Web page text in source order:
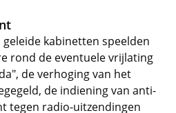
kabinetten speelden
rond de eventuele vrijlating
de verhoging van het
de indiening van anti-
tegen radio-uitzendingen